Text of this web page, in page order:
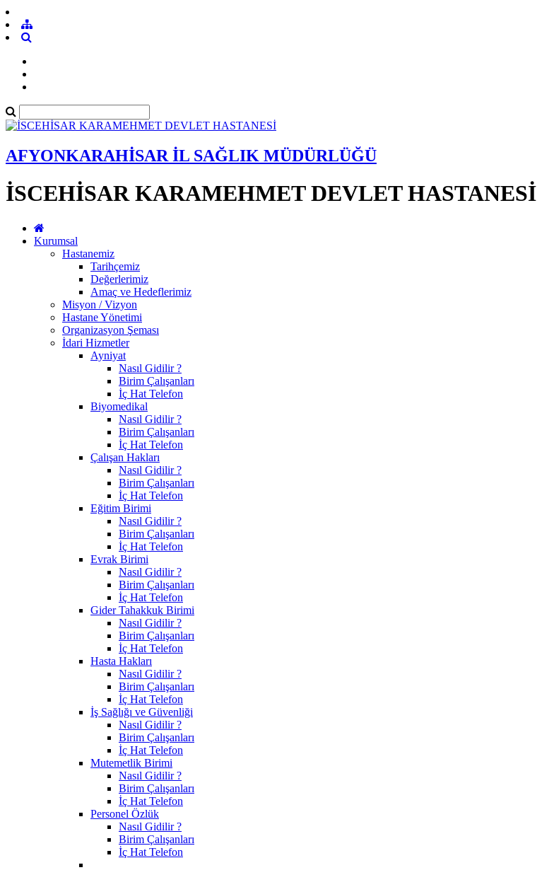
AFYONKARAHİSAR İL SAĞLIK MÜDÜRLÜĞÜ
İSCEHİSAR KARAMEHMET DEVLET HASTANESİ
Kurumsal
Hastanemiz
Tarihçemiz
Değerlerimiz
Amaç ve Hedeflerimiz
Misyon / Vizyon
Hastane Yönetimi
Organizasyon Şeması
İdari Hizmetler
Ayniyat
Nasıl Gidilir ?
Birim Çalışanları
İç Hat Telefon
Biyomedikal
Nasıl Gidilir ?
Birim Çalışanları
İç Hat Telefon
Çalışan Hakları
Nasıl Gidilir ?
Birim Çalışanları
İç Hat Telefon
Eğitim Birimi
Nasıl Gidilir ?
Birim Çalışanları
İç Hat Telefon
Evrak Birimi
Nasıl Gidilir ?
Birim Çalışanları
İç Hat Telefon
Gider Tahakkuk Birimi
Nasıl Gidilir ?
Birim Çalışanları
İç Hat Telefon
Hasta Hakları
Nasıl Gidilir ?
Birim Çalışanları
İç Hat Telefon
İş Sağlığı ve Güvenliği
Nasıl Gidilir ?
Birim Çalışanları
İç Hat Telefon
Mutemetlik Birimi
Nasıl Gidilir ?
Birim Çalışanları
İç Hat Telefon
Personel Özlük
Nasıl Gidilir ?
Birim Çalışanları
İç Hat Telefon